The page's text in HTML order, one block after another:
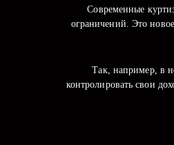
Современные
ограничений. Это
Так, например, в
контролировать свои